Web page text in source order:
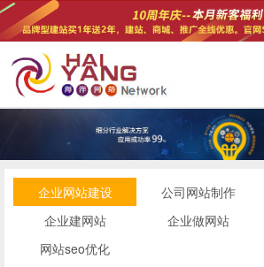
企业网站建设 公司网站制作
企业建网站
企业做网站
网站seo优化